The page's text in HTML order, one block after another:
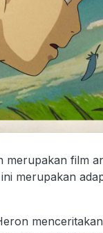
merupakan film
merupakan